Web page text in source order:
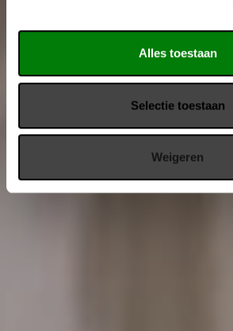
Alles toestaan
Selectie toestaan
Weigeren